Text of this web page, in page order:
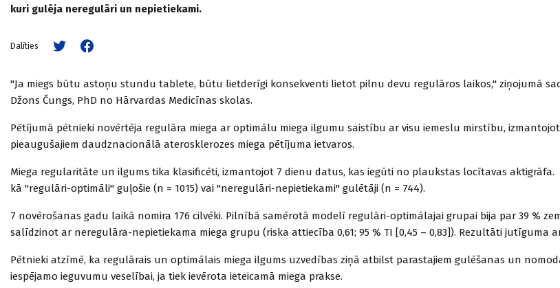
kuri gulēja neregulāri un nepietiekami.
Dalīties
"Ja miegs būtu astoņu stundu tablete, būtu lietderīgi konsekventi lietot pilnu devu regulāros laikos," ziņojumā
Džons Čungs, PhD no Hārvardas Medicīnas skolas.
Pētījumā pētnieki novērtēja regulāra miega ar optimālu miega ilgumu saistību ar visu iemeslu mirstību,
pieaugušajiem daudznacionālā aterosklerozes miega pētījuma ietvaros.
Miega regularitāte un ilgums tika klasificēti, izmantojot 7 dienu datus, kas iegūti no plaukstas locītavas aktigrāfa.
kā "regulāri-optimāli" guļošie (n = 1015) vai "neregulāri-nepietiekami" gulētāji (n = 744).
7 novērošanas gadu laikā nomira 176 cilvēki. Pilnībā samērotā modelī regulāri-optimālajai grupai bija par 39 %
salīdzinot ar neregulāra-nepietiekama miega grupu (riska attiecība 0,61; 95 % TI [0,45 – 0,83]). Rezultāti jutīguma
Pētnieki atzīmē, ka regulārais un optimālais miega ilgums uzvedības ziņā atbilst parastajiem gulēšanas un
iespējamo ieguvumu veselībai, ja tiek ievērota ieteicamā miega prakse.